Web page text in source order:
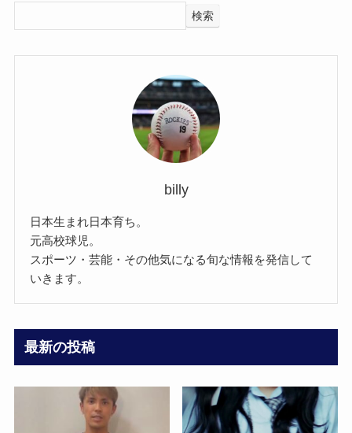
検索
billy
日本生まれ日本育ち。
元高校球児。
スポーツ・芸能・その他気になる旬な情報を発信して
いきます。
最新の投稿